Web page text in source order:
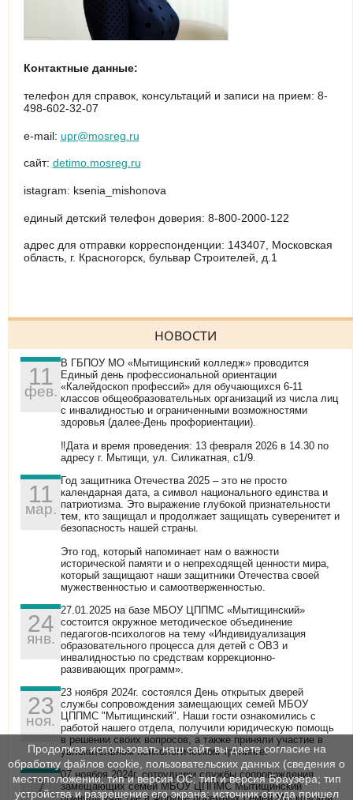
Контактные данные:
телефон для справок, консультаций и записи на прием: 8-
498-602-32-07
е-mail: upr@mosreg.ru
сайт: detimo.mosreg.ru
istagram: ksenia_mishonova
единый детский телефон доверия: 8-800-2000-122
адрес для отправки корреспонденции: 143407, Московская
область, г. Красногорск, бульвар Строителей, д.1
НОВОСТИ
11
фев.
В ГБПОУ МО «Мытищинский колледж» проводится
Единый день профессиональной ориентации
«Калейдоскоп профессий» для обучающихся 6-11
классов общеобразовательных организаций из числа лиц
с инвалидностью и ограниченными возможностями
здоровья (далее-День профориентации).
‼Дата и время проведения: 13 февраля 2026 в 14.30 по
адресу г. Мытищи, ул. Силикатная, с1/9.
11
мар.
Год защитника Отечества 2025 – это не просто
календарная дата, а символ национального единства и
патриотизма. Это выражение глубокой признательности
тем, кто защищал и продолжает защищать суверенитет и
безопасность нашей страны.
Это год, который напоминает нам о важности
исторической памяти и о непреходящей ценности мира,
который защищают наши защитники Отечества своей
мужественностью и самоотверженностью.
24
янв.
27.01.2025 на базе МБОУ ЦППМС «Мытищинский»
состоится окружное методическое объединение
педагогов-психологов на тему «Индивидуализация
образовательного процесса для детей с ОВЗ и
инвалидностью по средствам коррекционно-
развивающих программ».
23
ноя.
23 ноября 2024г. состоялся День открытых дверей
службы сопровождения замещающих семей МБОУ
ЦППМС "Мытищинский". Наши гости ознакомились с
работой нашего отдела, получили юридическую помощь
в решении своих вопросов, а также приняли участие в
увлекательном психологическом тренинге.
7
07 ноября 2024г. сотрудники службы сопровождения
замещающих семей МБОУ ЦППМС Мытищинский
Продолжая использовать наш сайт, вы даете согласие на
обработку файлов cookie, пользовательских данных (сведения о
местоположении; тип и версия ОС; тип и версия Браузера; тип
устройства и разрешение его экрана; источник откуда пришел